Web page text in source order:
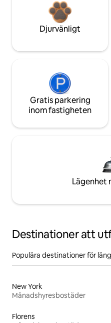
Djurvänligt
Gratis parkering
inom fastigheten
Lägenhet
Destinationer att
Populära destinationer för
New York
Månadshyresbostäder
Florens